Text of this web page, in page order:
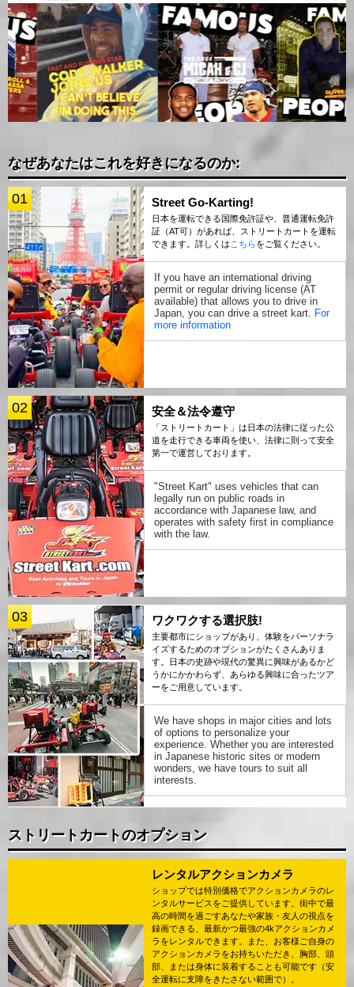
なぜあなたはこれを好きになるのか:
01 Street Go-Karting!
日本を運転できる国際免許証や、普通運転免許
証（AT可）があれば、ストリートカートを運転
できます。詳しくは こちらをご覧ください。
If you have an international driving
permit or regular driving license (AT
available) that allows you to drive in
Japan, you can drive a street kart. For
more information
02 安全＆法令遵守
「ストリートカート」は日本の法律に従った公
道を走行できる車両を使い、法律に則って安全
第一で運営しております。
"Street Kart" uses vehicles that can
legally run on public roads in
accordance with Japanese law, and
operates with safety first in compliance
with the law.
03 ワクワクする選択肢!
主要都市にショップがあり、体験をパーソナラ
イズするためのオプションがたくさんありま
す。日本の史跡や現代の驚異に興味があるかど
うかにかかわらず、あらゆる興味に合ったツア
ーをご用意しています。
We have shops in major cities and lots
of options to personalize your
experience. Whether you are interested
in Japanese historic sites or modern
wonders, we have tours to suit all
interests.
ストリートカートのオプション
レンタルアクションカメラ
ショップでは特別価格でアクションカメラのレ
ンタルサービスをご提供しています。街中で最
高の時間を過ごすあなたや家族・友人の視点を
録画できる、最新かつ最強の4kアクションカメ
ラをレンタルできます。また、お客様ご自身の
アクションカメラをお持ちいただき、胸部、頭
部、または身体に装着することも可能です（安
全運転に支障をきたさない範囲で）。